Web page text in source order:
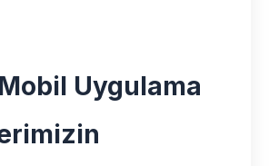
Uygulama